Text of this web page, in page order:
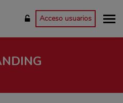
Acceso usuarios